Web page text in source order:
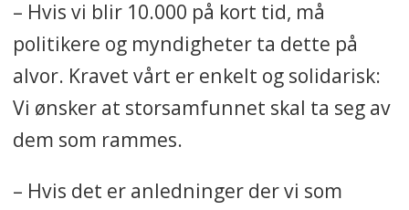
– Hvis vi blir 10.000 på kort tid, må
politikere og myndigheter ta dette på
alvor. Kravet vårt er enkelt og solidarisk:
Vi ønsker at storsamfunnet skal ta seg av
dem som rammes.
– Hvis det er anledninger der vi som